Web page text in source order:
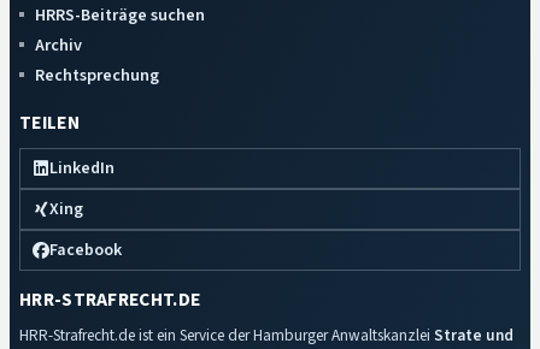
HRRS-Beiträge suchen
Archiv
Rechtsprechung
TEILEN
LinkedIn
Xing
Facebook
HRR-STRAFRECHT.DE
HRR-Strafrecht.de ist ein Service der Hamburger Anwaltskanzlei Strate und